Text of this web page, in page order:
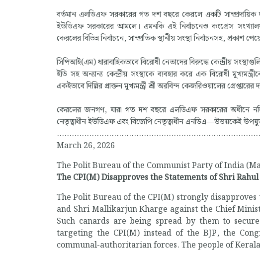
বর্তমান এলডিএফ সরকারের গত দশ বছরে কেরলে একটি সাম্প্রদায়িক
ইউডিএফ সরকারের আমলে। এমনকি এই নির্বাচনেও কংগ্রেস
কেরলের বিভিন্ন নির্বাচনে, সাম্প্রতিক স্থানীয় সংস্থা নির্বাচনসহ, প্রকাশ
সিপিআই(এম) ধারাবাহিকভাবে বিরোধী নেতাদের বিরুদ্ধে কেন্দ্রীয়
ইডি সহ অন্যান্য কেন্দ্রীয় সংস্থাকে ব্যবহার করে এক বিরোধী
একইভাবে দিল্লির প্রাক্তন মুখ্যমন্ত্রী শ্রী অরবিন্দ কেজরিওয়ালের
কেরলের জনগণ, যারা গত দশ বছরে এলডিএফ সরকারের অধীনে
নেতৃত্বাধীন ইউডিএফ এবং বিজেপি নেতৃত্বাধীন এনডিএ—উভয়কেই
March 26, 2026
The Polit Bureau of the Communist Party of India
The CPI(M) Disapproves the Statements of Shri
The Polit Bureau of the CPI(M) strongly
and Shri Mallikarjun Kharge against the Chief
Such canards are being spread by them to
targeting the CPI(M) instead of the BJP, the
communal-authoritarian forces. The people of